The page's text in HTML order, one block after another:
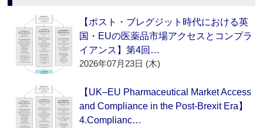
【ポスト・ブレグジット時代における英
国・EUの医薬品市場アクセスとコンプラ
イアンス】第4回…
2026年07月23日 (木)
【UK–EU Pharmaceutical Market Access
and Compliance in the Post-Brexit Era】
4.Complianc…